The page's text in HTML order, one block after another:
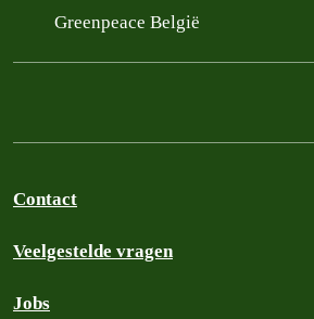
Greenpeace België
Contact
Veelgestelde vragen
Jobs